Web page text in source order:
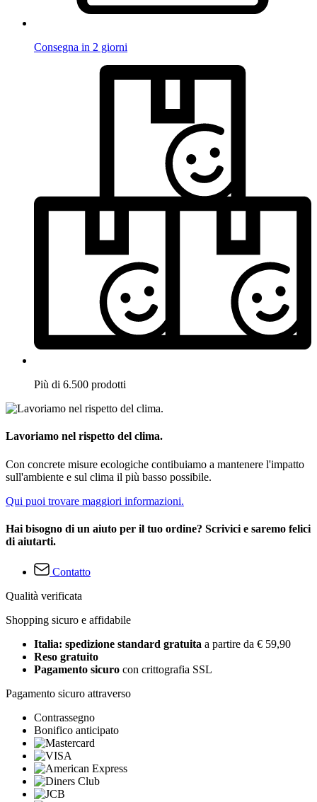
Consegna in 2 giorni
Più di 6.500 prodotti
Lavoriamo nel rispetto del clima.
Con concrete misure ecologiche contibuiamo a mantenere l'impatto
sull'ambiente e sul clima il più basso possibile.
Qui puoi trovare maggiori informazioni.
Hai bisogno di un aiuto per il tuo ordine? Scrivici e saremo felici
di aiutarti.
Contatto
Qualità verificata
Shopping sicuro e affidabile
Italia: spedizione standard gratuita a partire da € 59,90
Reso gratuito
Pagamento sicuro con crittografia SSL
Pagamento sicuro attraverso
Contrassegno
Bonifico anticipato